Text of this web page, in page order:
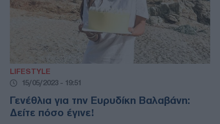
LIFESTYLE
15/05/2023 - 19:51
Γενέθλια για την Ευρυδίκη Βαλαβάνη:
Δείτε πόσο έγινε!